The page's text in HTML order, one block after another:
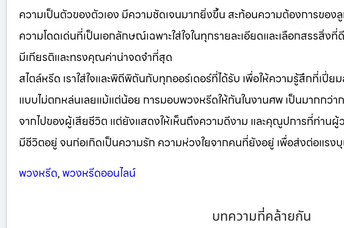
ความเป็นตัวของตัวเอง มีความชัดเจนมากยิ่งขึ้น สะท้อนความต้องการขอ
ความโดดเด่นที่เป็นเอกลักษณ์เฉพาะใส่ใจในทุกรายละเอียดและเลือกสรรสิ่ง
มีเกียรติและทรงคุณค่าน่าจดจำที่สุด
สไตล์หรีด เราใส่ใจและพิถีพิถันกับทุกออร์เดอร์ที่ได้รับ เพื่อให้ความรู้สึกที่เ
แบบไม่ตกหล่นเลยแม้แต่น้อย การมอบพวงหรีดให้กันในงานศพ เป็นมากกว่
จากไปของผู้เสียชีวิต แต่ยังแสดงให้เห็นถึงความดีงาม และคุณูปการที่ท่านผู้
มีชีวิตอยู่ จนก่อเกิดเป็นความรัก ความห่วงใยจากคนที่ยังอยู่ เพื่อส่งต่อแรง
พวงหรีด,พวงหรีดออนไลน์
บทความที่คล้ายกัน